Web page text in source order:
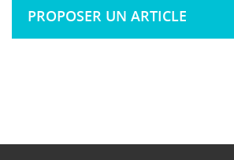
PROPOSER UN ARTICLE